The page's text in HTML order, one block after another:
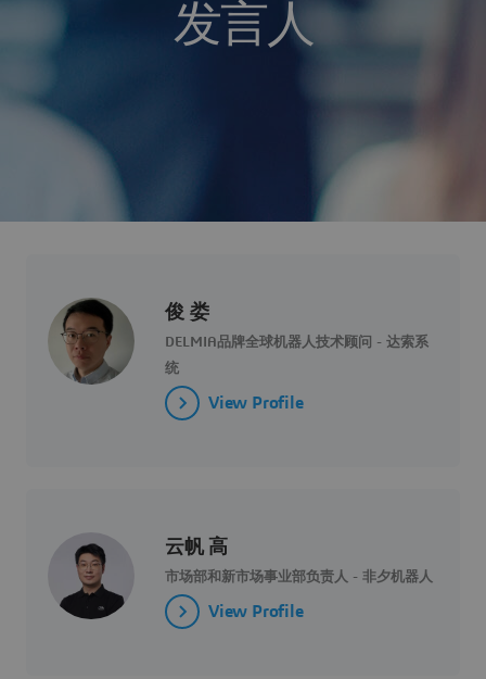
发言人
俊 娄
DELMIA品牌全球机器人技术顾问 - 达索系
统
View Profile
云帆 高
市场部和新市场事业部负责人 - 非夕机器人
View Profile